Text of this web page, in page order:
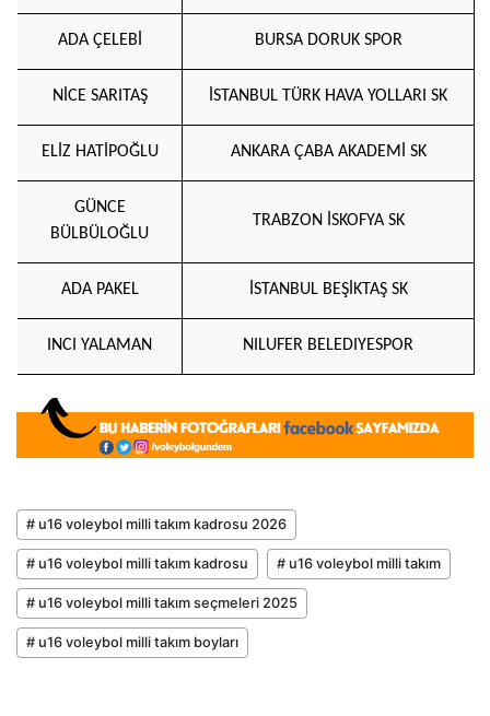
ADA ÇELEBİ BURSA DORUK SPOR
NİCE SARITAŞ İSTANBUL TÜRK HAVA YOLLARI SK
ELİZ HATİPOĞLU ANKARA ÇABA AKADEMİ SK
GÜNCE
BÜLBÜLOĞLU
TRABZON İSKOFYA SK
ADA PAKEL İSTANBUL BEŞİKTAŞ SK
INCI YALAMAN NILUFER BELEDIYESPOR
# u16 voleybol milli takım kadrosu 2026
# u16 voleybol milli takım kadrosu # u16 voleybol milli takım
# u16 voleybol milli takım seçmeleri 2025
# u16 voleybol milli takım boyları